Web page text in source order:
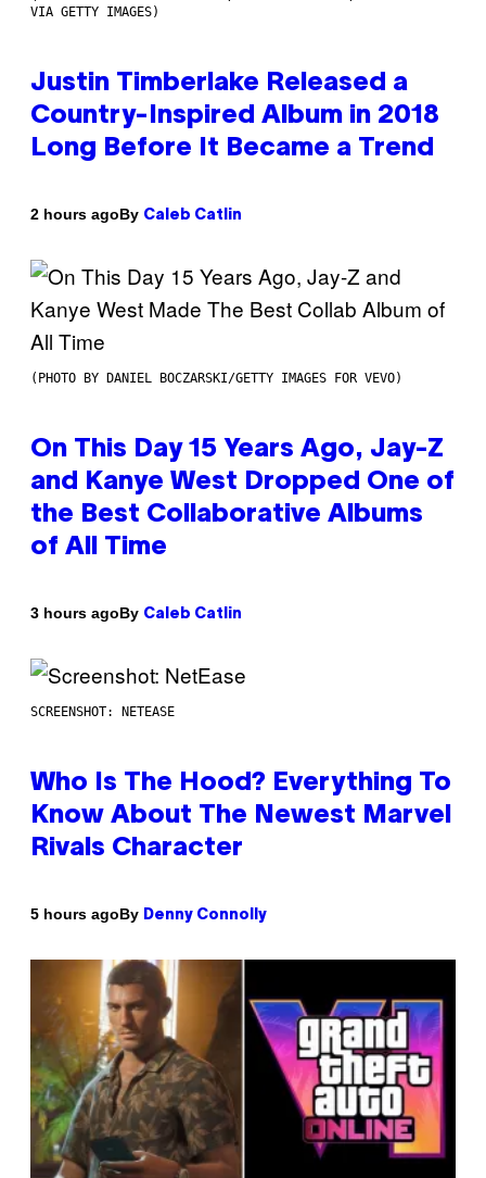
VIA GETTY IMAGES)
Justin Timberlake Released a
Country-Inspired Album in 2018
Long Before It Became a Trend
2 hours agoBy Caleb Catlin
(PHOTO BY DANIEL BOCZARSKI/GETTY IMAGES FOR VEVO)
On This Day 15 Years Ago, Jay-Z
and Kanye West Dropped One of
the Best Collaborative Albums
of All Time
3 hours agoBy Caleb Catlin
SCREENSHOT: NETEASE
Who Is The Hood? Everything To
Know About The Newest Marvel
Rivals Character
5 hours agoBy Denny Connolly